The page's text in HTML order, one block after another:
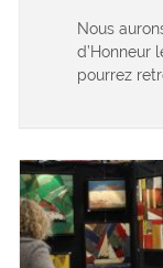
Nous
d’Honneur
pourrez